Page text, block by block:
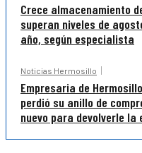
Crece almacenamiento
superan niveles de
año, según especialista
Noticias Hermosillo
Empresaria de
perdió su anillo de
nuevo para devolverle la